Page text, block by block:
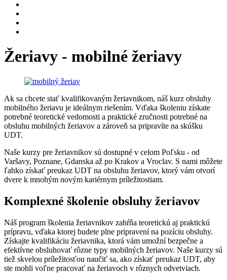
Žeriavy - mobilné žeriavy
Ak sa chcete stať kvalifikovaným žeriavnikom, náš kurz obsluhy
mobilného žeriavu je ideálnym riešením. Vďaka školeniu získate
potrebné teoretické vedomosti a praktické zručnosti potrebné na
obsluhu mobilných žeriavov a zároveň sa pripravíte na skúšku
UDT.
Naše kurzy pre žeriavnikov sú dostupné v celom Poľsku - od
Varšavy, Poznane, Gdanska až po Krakov a Vroclav. S nami môžete
ľahko získať preukaz UDT na obsluhu žeriavov, ktorý vám otvorí
dvere k mnohým novým kariérnym príležitostiam.
Komplexné školenie obsluhy žeriavov
Náš program školenia žeriavnikov zahŕňa teoretickú aj praktickú
prípravu, vďaka ktorej budete plne pripravení na pozíciu obsluhy.
Získajte kvalifikáciu žeriavnika, ktorá vám umožní bezpečne a
efektívne obsluhovať rôzne typy mobilných žeriavov. Naše kurzy sú
tiež skvelou príležitosťou naučiť sa, ako získať preukaz UDT, aby
ste mohli voľne pracovať na žeriavoch v rôznych odvetviach.